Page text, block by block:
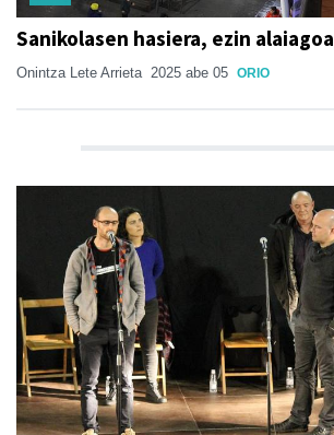
Sanikolasen hasiera, ezin alaiagoa
Onintza Lete Arrieta 2025 abe 05 ORIO